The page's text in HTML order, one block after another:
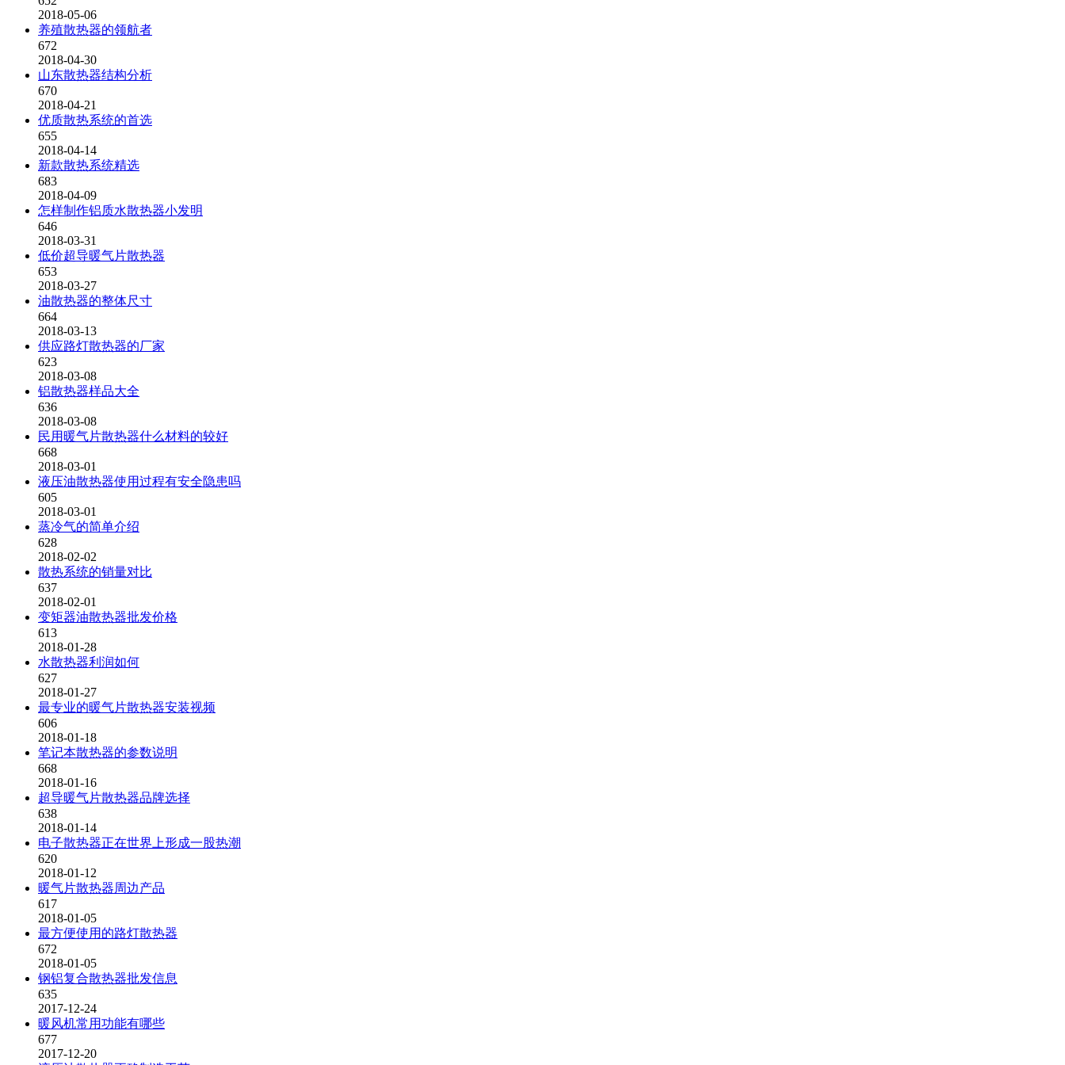
2018-05-06
养殖散热器的领航者
672
2018-04-30
山东散热器结构分析
670
2018-04-21
优质散热系统的首选
655
2018-04-14
新款散热系统精选
683
2018-04-09
怎样制作铝质水散热器小发明
646
2018-03-31
低价超导暖气片散热器
653
2018-03-27
油散热器的整体尺寸
664
2018-03-13
供应路灯散热器的厂家
623
2018-03-08
铝散热器样品大全
636
2018-03-08
民用暖气片散热器什么材料的较好
668
2018-03-01
液压油散热器使用过程有安全隐患吗
605
2018-03-01
蒸冷气的简单介绍
628
2018-02-02
散热系统的销量对比
637
2018-02-01
变矩器油散热器批发价格
613
2018-01-28
水散热器利润如何
627
2018-01-27
最专业的暖气片散热器安装视频
606
2018-01-18
笔记本散热器的参数说明
668
2018-01-16
超导暖气片散热器品牌选择
638
2018-01-14
电子散热器正在世界上形成一股热潮
620
2018-01-12
暖气片散热器周边产品
617
2018-01-05
最方便使用的路灯散热器
672
2018-01-05
钢铝复合散热器批发信息
635
2017-12-24
暖风机常用功能有哪些
677
2017-12-20